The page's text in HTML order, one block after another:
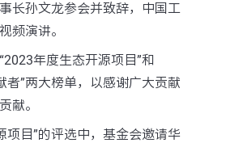
长孙文龙参会并致辞，中国工
频演讲。
年度生态开源项目”和
者”两大榜单，以感谢广大贡献
献。
项目”的评选中，基金会邀请华